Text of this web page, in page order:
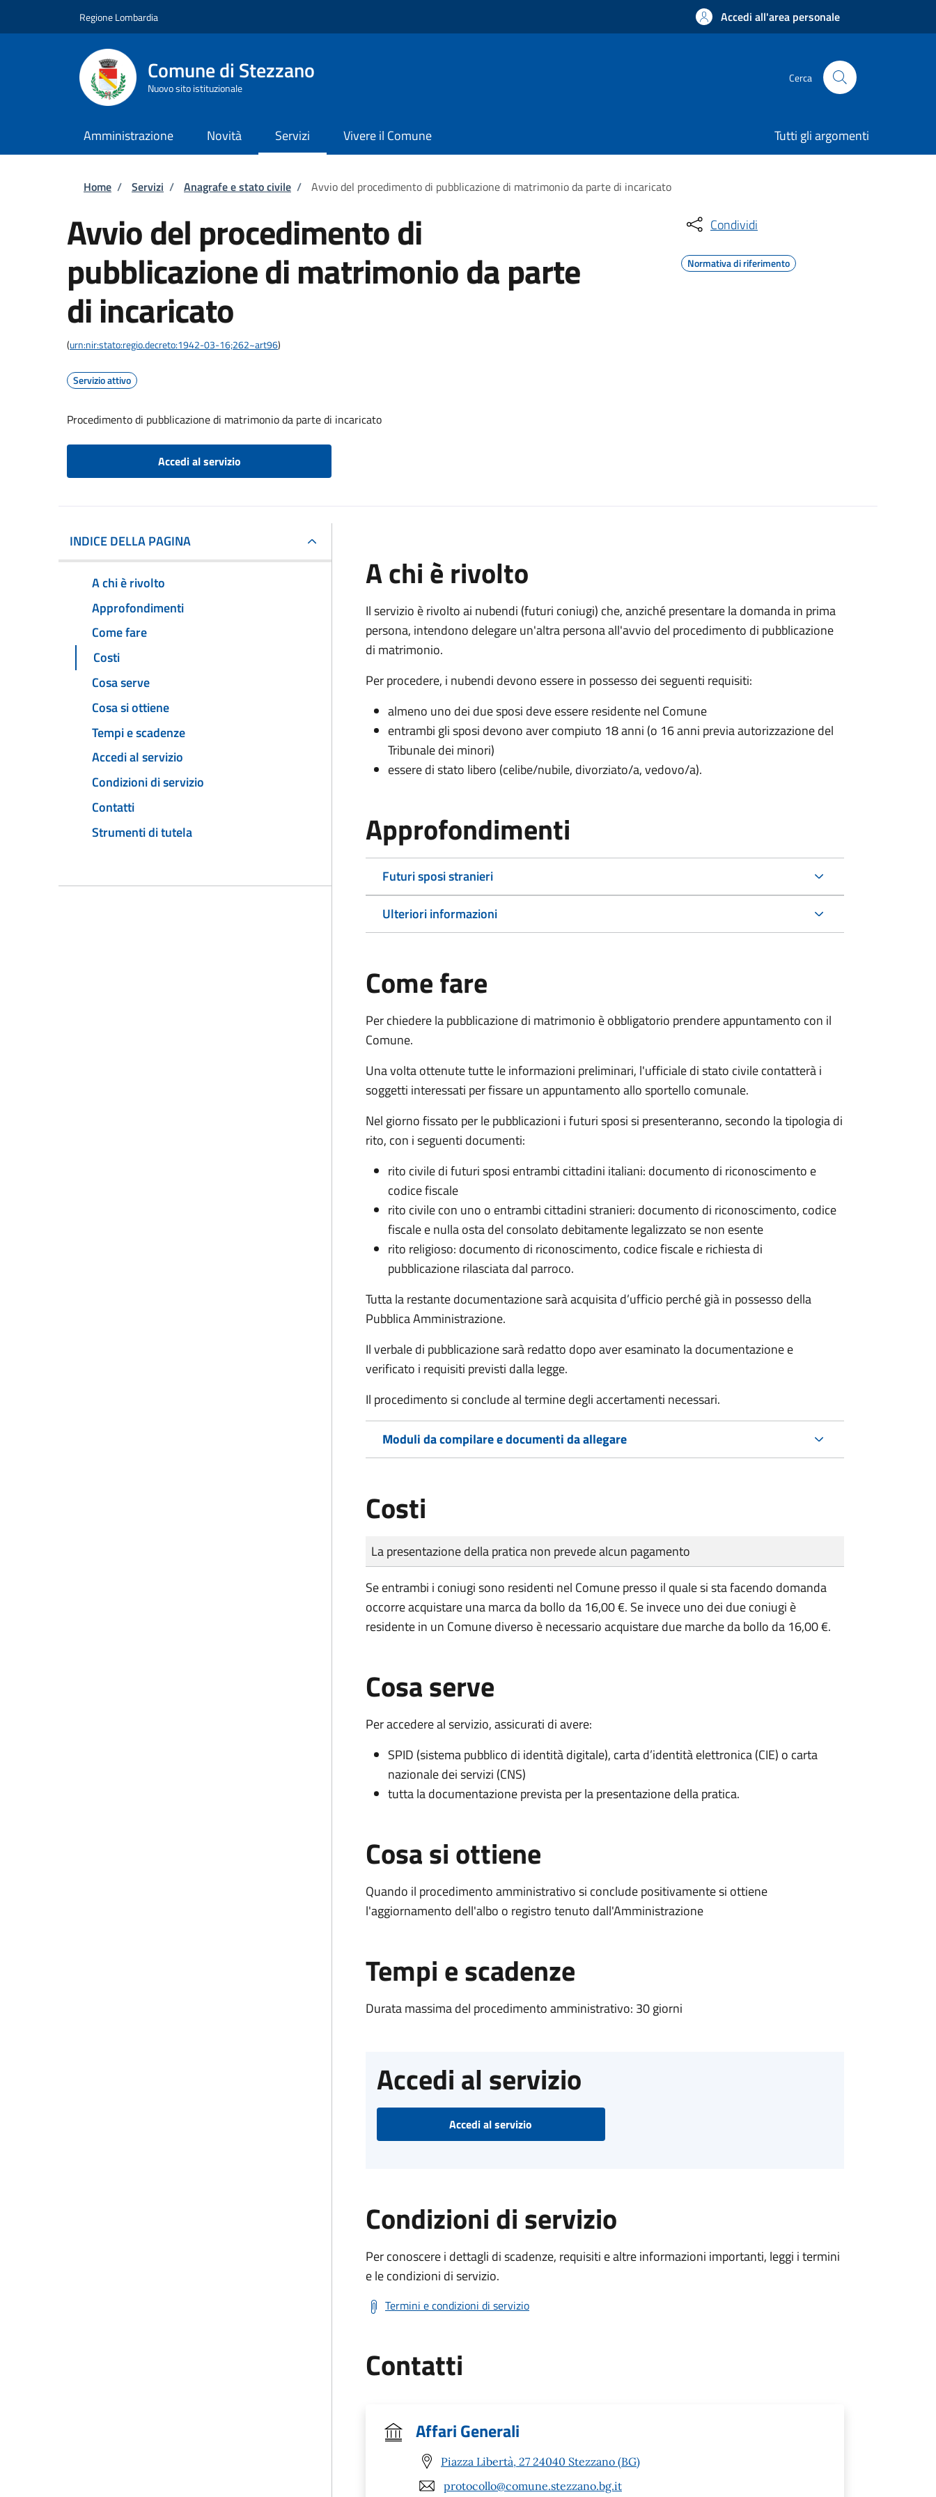
Regione Lombardia Accedi all'area personale
Comune di Stezzano
Nuovo sito istituzionale
Cerca
Amministrazione Novità Servizi Vivere il Comune Tutti gli argomenti
Briciole di pane
Home / Servizi / Anagrafe e stato civile / Avvio del procedimento di pubblicazione di matrimonio da parte di incaricato
Avvio del procedimento di
pubblicazione di matrimonio da parte
di incaricato
(urn:nir:stato:regio.decreto:1942-03-16;262~art96)
Servizio attivo
Procedimento di pubblicazione di matrimonio da parte di incaricato
Accedi al servizio
Condividi
Normativa di riferimento
INDICE DELLA PAGINA
A chi è rivolto
Approfondimenti
Come fare
Costi
Cosa serve
Cosa si ottiene
Tempi e scadenze
Accedi al servizio
Condizioni di servizio
Contatti
Strumenti di tutela
A chi è rivolto
Il servizio è rivolto ai nubendi (futuri coniugi) che, anziché presentare la domanda in prima
persona, intendono delegare un'altra persona all'avvio del procedimento di pubblicazione
di matrimonio.
Per procedere, i nubendi devono essere in possesso dei seguenti requisiti:
almeno uno dei due sposi deve essere residente nel Comune
entrambi gli sposi devono aver compiuto 18 anni (o 16 anni previa autorizzazione del
Tribunale dei minori)
essere di stato libero (celibe/nubile, divorziato/a, vedovo/a).
Approfondimenti
Futuri sposi stranieri
Ulteriori informazioni
Come fare
Per chiedere la pubblicazione di matrimonio è obbligatorio prendere appuntamento con il
Comune.
Una volta ottenute tutte le informazioni preliminari, l'ufficiale di stato civile contatterà i
soggetti interessati per fissare un appuntamento allo sportello comunale.
Nel giorno fissato per le pubblicazioni i futuri sposi si presenteranno, secondo la tipologia di
rito, con i seguenti documenti:
rito civile di futuri sposi entrambi cittadini italiani: documento di riconoscimento e
codice fiscale
rito civile con uno o entrambi cittadini stranieri: documento di riconoscimento, codice
fiscale e nulla osta del consolato debitamente legalizzato se non esente
rito religioso: documento di riconoscimento, codice fiscale e richiesta di
pubblicazione rilasciata dal parroco.
Tutta la restante documentazione sarà acquisita d’ufficio perché già in possesso della
Pubblica Amministrazione.
Il verbale di pubblicazione sarà redatto dopo aver esaminato la documentazione e
verificato i requisiti previsti dalla legge.
Il procedimento si conclude al termine degli accertamenti necessari.
Moduli da compilare e documenti da allegare
Costi
Tipo di pagamento
Importo
La presentazione della pratica non prevede alcun pagamento
Se entrambi i coniugi sono residenti nel Comune presso il quale si sta facendo domanda
occorre acquistare una marca da bollo da 16,00 €. Se invece uno dei due coniugi è
residente in un Comune diverso è necessario acquistare due marche da bollo da 16,00 €.
Cosa serve
Per accedere al servizio, assicurati di avere:
SPID (sistema pubblico di identità digitale), carta d’identità elettronica (CIE) o carta
nazionale dei servizi (CNS)
tutta la documentazione prevista per la presentazione della pratica.
Cosa si ottiene
Quando il procedimento amministrativo si conclude positivamente si ottiene
l'aggiornamento dell'albo o registro tenuto dall'Amministrazione
Tempi e scadenze
Durata massima del procedimento amministrativo: 30 giorni
Accedi al servizio
Accedi al servizio
Condizioni di servizio
Per conoscere i dettagli di scadenze, requisiti e altre informazioni importanti, leggi i termini
e le condizioni di servizio.
Termini e condizioni di servizio
Contatti
Affari Generali
Piazza Libertà, 27 24040 Stezzano (BG)
protocollo@comune.stezzano.bg.it